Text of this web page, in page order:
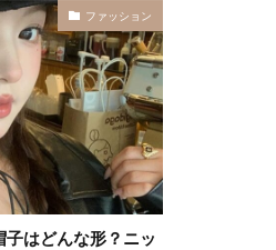
ファッション
子はどんな形？ニッ